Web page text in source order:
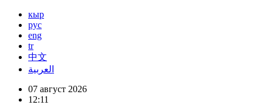
кыр
рус
eng
tr
中文
العربية
07 август 2026
12:11